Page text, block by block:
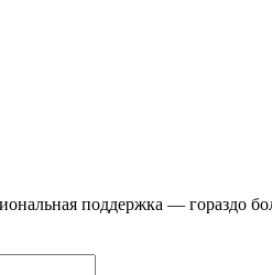
поддержка — гораздо